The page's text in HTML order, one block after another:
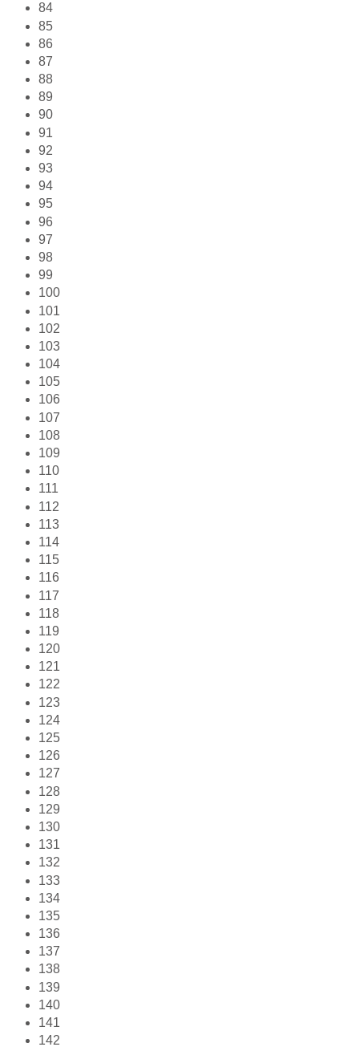
84
85
86
87
88
89
90
91
92
93
94
95
96
97
98
99
100
101
102
103
104
105
106
107
108
109
110
111
112
113
114
115
116
117
118
119
120
121
122
123
124
125
126
127
128
129
130
131
132
133
134
135
136
137
138
139
140
141
142